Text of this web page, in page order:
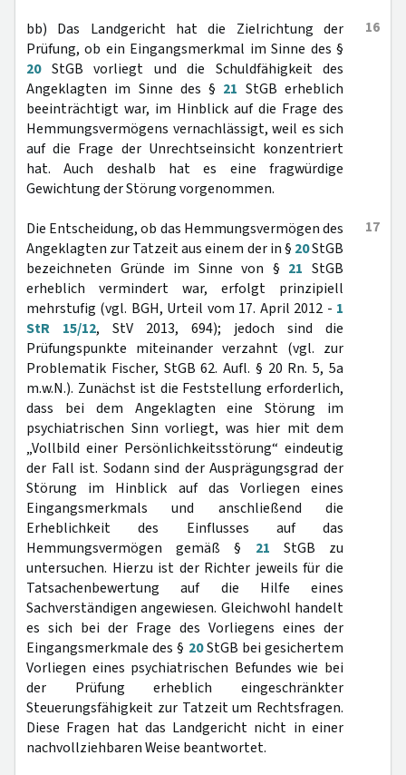
16
bb) Das Landgericht hat die Zielrichtung der
Prüfung, ob ein Eingangsmerkmal im Sinne des §
20StGB vorliegt und die Schuldfähigkeit des
Angeklagten im Sinne des § 21 StGB erheblich
beeinträchtigt war, im Hinblick auf die Frage des
Hemmungsvermögens vernachlässigt, weil es sich
auf die Frage der Unrechtseinsicht konzentriert
hat. Auch deshalb hat es eine fragwürdige
Gewichtung der Störung vorgenommen.
17
Die Entscheidung, ob das Hemmungsvermögen des
Angeklagten zur Tatzeit aus einem der in § 20StGB
bezeichneten Gründe im Sinne von § 21 StGB
erheblich vermindert war, erfolgt prinzipiell
mehrstufig (vgl. BGH, Urteil vom 17. April 2012 - 1
StR 15/12, StV 2013, 694); jedoch sind die
Prüfungspunkte miteinander verzahnt (vgl. zur
Problematik Fischer, StGB 62. Aufl. § 20 Rn. 5, 5a
m.w.N.). Zunächst ist die Feststellung erforderlich,
dass bei dem Angeklagten eine Störung im
psychiatrischen Sinn vorliegt, was hier mit dem
„Vollbild einer Persönlichkeitsstörung“ eindeutig
der Fall ist. Sodann sind der Ausprägungsgrad der
Störung im Hinblick auf das Vorliegen eines
Eingangsmerkmals und anschließend die
Erheblichkeit des Einflusses auf das
Hemmungsvermögen gemäß § 21 StGB zu
untersuchen. Hierzu ist der Richter jeweils für die
Tatsachenbewertung auf die Hilfe eines
Sachverständigen angewiesen. Gleichwohl handelt
es sich bei der Frage des Vorliegens eines der
Eingangsmerkmale des § 20StGB bei gesichertem
Vorliegen eines psychiatrischen Befundes wie bei
der Prüfung erheblich eingeschränkter
Steuerungsfähigkeit zur Tatzeit um Rechtsfragen.
Diese Fragen hat das Landgericht nicht in einer
nachvollziehbaren Weise beantwortet.